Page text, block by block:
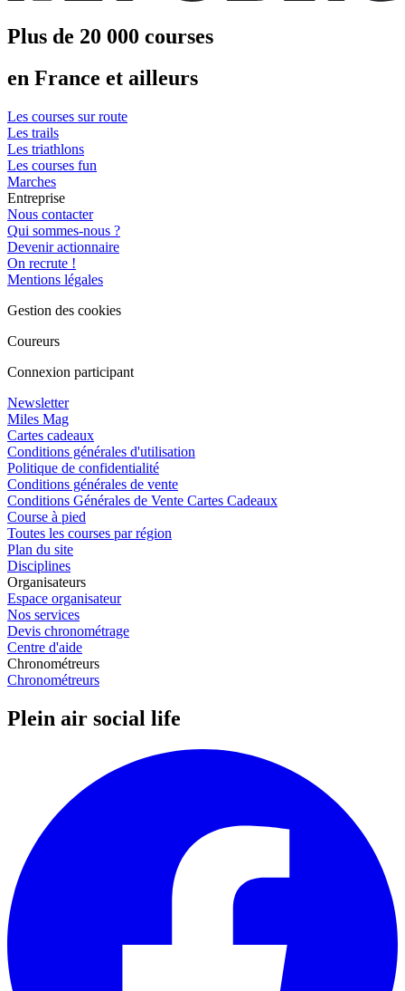
Plus de 20 000 courses
en France et ailleurs
Les courses sur route
Les trails
Les triathlons
Les courses fun
Marches
Entreprise
Nous contacter
Qui sommes-nous ?
Devenir actionnaire
On recrute !
Mentions légales
Gestion des cookies
Coureurs
Connexion participant
Newsletter
Miles Mag
Cartes cadeaux
Conditions générales d'utilisation
Politique de confidentialité
Conditions générales de vente
Conditions Générales de Vente Cartes Cadeaux
Course à pied
Toutes les courses par région
Plan du site
Disciplines
Organisateurs
Espace organisateur
Nos services
Devis chronométrage
Centre d'aide
Chronométreurs
Chronométreurs
Plein air social life